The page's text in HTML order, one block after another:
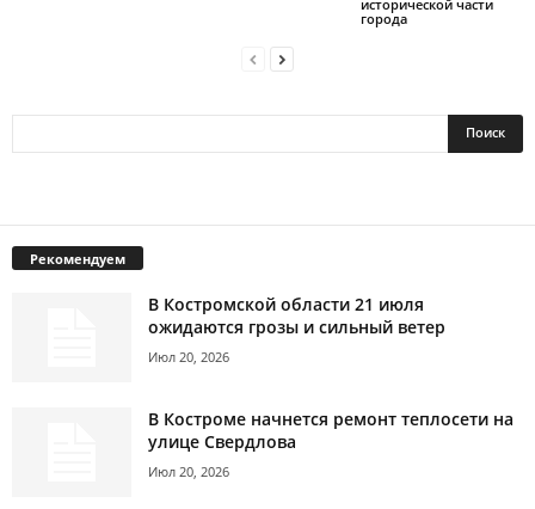
исторической части
города
Рекомендуем
В Костромской области 21 июля
ожидаются грозы и сильный ветер
Июл 20, 2026
В Костроме начнется ремонт теплосети на
улице Свердлова
Июл 20, 2026